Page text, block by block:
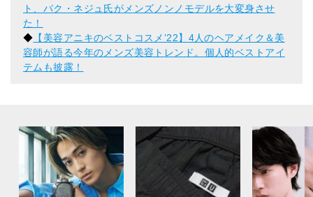
ト、パク・ネジュ氏がメンズノンノモデルを大変身させ
た！
◆ 【美容アニキのベストコスメ’22】4人のヘアメイク＆美
容師が語る今年のメンズ美容トレンド。個人的ベストアイ
テムも披露！